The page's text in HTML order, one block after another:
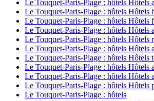
Le Touquet-Paris-Plage : hôtels Hôtels
Le Touquet-Paris-Plage : hôtels Hôtels
Le Touquet-Paris-Plage : hôtels Hôtels
Le Touquet-Paris-Plage : hôtels Hôtels
Le Touquet-Paris-Plage : hôtels Hôtels
Le Touquet-Paris-Plage : hôtels Hôtels
Le Touquet-Paris-Plage : hôtels Hôtels
Le Touquet-Paris-Plage : hôtels Hôtels
Le Touquet-Paris-Plage : hôtels Hôtels
Le Touquet-Paris-Plage : hôtels Hôtels
Le Touquet-Paris-Plage : hôtels